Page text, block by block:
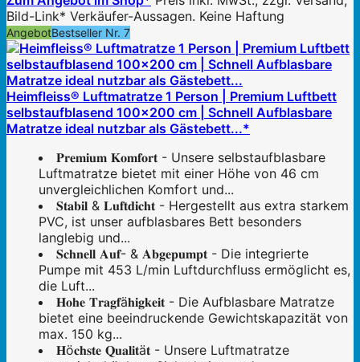
Bild-Link* Verkäufer-Aussagen. Keine Haftung
AngebotBestseller Nr. 7
Heimfleiss® Luftmatratze 1 Person | Premium Luftbett
selbstaufblasend 100x200 cm | Schnell Aufblasbare
Matratze ideal nutzbar als Gästebett...*
𝐏𝐫𝐞𝐦𝐢𝐮𝐦 𝐊𝐨𝐦𝐟𝐨𝐫𝐭 - Unsere selbstaufblasbare
Luftmatratze bietet mit einer Höhe von 46 cm
unvergleichlichen Komfort und...
𝐒𝐭𝐚𝐛𝐢𝐥 & 𝐋𝐮𝐟𝐭𝐝𝐢𝐜𝐡𝐭 - Hergestellt aus extra starkem
PVC, ist unser aufblasbares Bett besonders
langlebig und...
𝐒𝐜𝐡𝐧𝐞𝐥𝐥 𝐀𝐮𝐟- & 𝐀𝐛𝐠𝐞𝐩𝐮𝐦𝐩𝐭 - Die integrierte
Pumpe mit 453 L/min Luftdurchfluss ermöglicht es,
die Luft...
𝐇𝐨𝐡𝐞 𝐓𝐫𝐚𝐠𝐟ä𝐡𝐢𝐠𝐤𝐞𝐢𝐭 - Die Aufblasbare Matratze
bietet eine beeindruckende Gewichtskapazität von
max. 150 kg...
𝐇ö𝐜𝐡𝐬𝐭𝐞 𝐐𝐮𝐚𝐥𝐢𝐭ä𝐭 - Unsere Luftmatratze